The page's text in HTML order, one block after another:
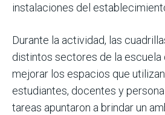
instalaciones del
Durante la actividad, las
distintos sectores de la escuela
mejorar los espacios que
estudiantes, docentes y
tareas apuntaron a brindar un